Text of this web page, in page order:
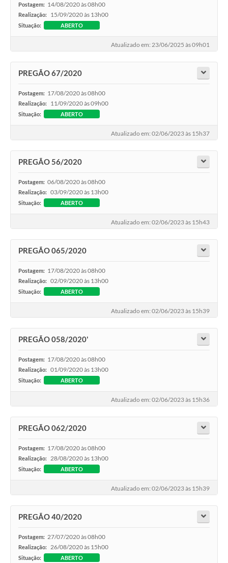
Administração
A Prefeitura
A Nossa Cidade
Conselhos Municipais
Sala Mineira do Empreendedor
PAD
Turismo
Contratos
Termos de Uso & Política de Privacidade
Links
Postagem: 14/08/2020 às 08h00
Realização: 15/09/2020 às 13h00
Situação: ABERTO
Atualizado em: 23/06/2025 às 09h01
PREGÃO 67/2020
Postagem: 17/08/2020 às 08h00
Realização: 11/09/2020 às 09h00
Situação: ABERTO
Atualizado em: 02/06/2023 às 15h37
PREGÃO 56/2020
Postagem: 06/08/2020 às 08h00
Realização: 03/09/2020 às 13h00
Situação: ABERTO
Atualizado em: 02/06/2023 às 15h43
PREGÃO 065/2020
Postagem: 17/08/2020 às 08h00
Realização: 02/09/2020 às 13h00
Situação: ABERTO
Atualizado em: 02/06/2023 às 15h39
PREGÃO 058/2020'
Postagem: 17/08/2020 às 08h00
Realização: 01/09/2020 às 13h00
Situação: ABERTO
Atualizado em: 02/06/2023 às 15h36
PREGÃO 062/2020
Postagem: 17/08/2020 às 08h00
Realização: 28/08/2020 às 13h00
Situação: ABERTO
Atualizado em: 02/06/2023 às 15h39
PREGÃO 40/2020
Postagem: 27/07/2020 às 08h00
Realização: 26/08/2020 às 15h00
Situação: ABERTO